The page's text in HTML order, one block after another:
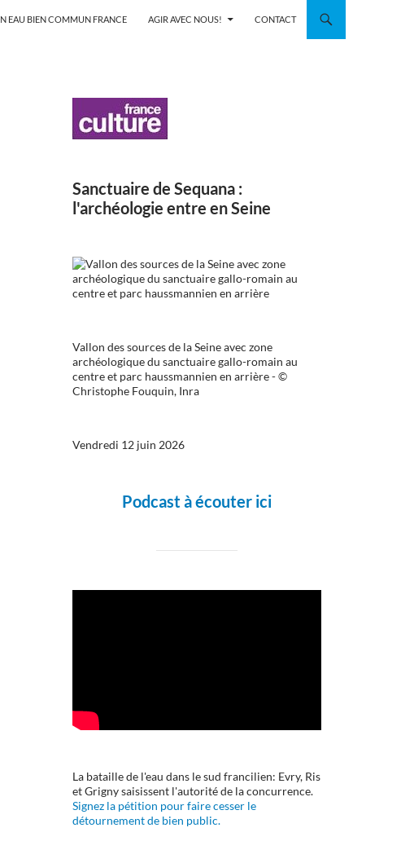
EAU BIEN COMMUN FRANCE AGIR AVEC NOUS! CONTACT
Sanctuaire de Sequana :
l'archéologie entre en Seine
Vallon des sources de la Seine avec zone
archéologique du sanctuaire gallo-romain au
centre et parc haussmannien en arrière - ©
Christophe Fouquin, Inra
Vendredi 12 juin 2026
Podcast à écouter ici
La bataille de l'eau dans le sud francilien: Evry, Ris
et Grigny saisissent l'autorité de la concurrence.
Signez la pétition pour faire cesser le
détournement de bien public.